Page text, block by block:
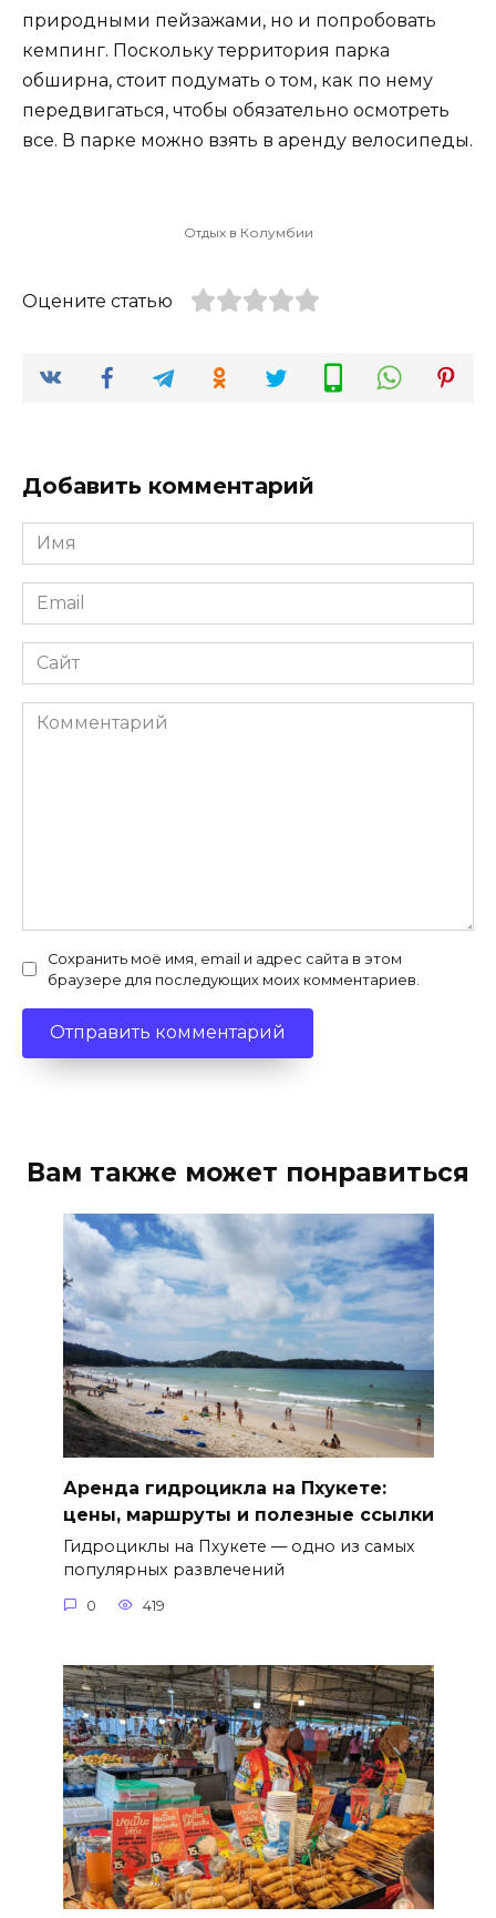
природными пейзажами, но и попробовать
кемпинг. Поскольку территория парка
обширна, стоит подумать о том, как по нему
передвигаться, чтобы обязательно осмотреть
все. В парке можно взять в аренду велосипеды.
Отдых в Колумбии
Оцените статью
Добавить комментарий
Имя
*
Email
*
Сайт
Комментарий
Сохранить моё имя, email и адрес сайта в этом
браузере для последующих моих комментариев.
Вам также может понравиться
Аренда гидроцикла на Пхукете:
цены, маршруты и полезные ссылки
Гидроциклы на Пхукете — одно из самых
популярных развлечений
0 419